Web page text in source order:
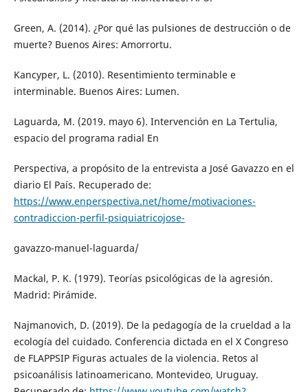
Green, A. (2014). ¿Por qué las pulsiones de destrucción o de
muerte? Buenos Aires: Amorrortu.
Kancyper, L. (2010). Resentimiento terminable e
interminable. Buenos Aires: Lumen.
Laguarda, M. (2019. mayo 6). Intervención en La Tertulia,
espacio del programa radial En
Perspectiva, a propósito de la entrevista a José Gavazzo en el
diario El País. Recuperado de:
https://www.enperspectiva.net/home/motivaciones-
contradiccion-perfil-psiquiatricojose-
gavazzo-manuel-laguarda/
Mackal, P. K. (1979). Teorías psicológicas de la agresión.
Madrid: Pirámide.
Najmanovich, D. (2019). De la pedagogía de la crueldad a la
ecología del cuidado. Conferencia dictada en el X Congreso
de FLAPPSIP Figuras actuales de la violencia. Retos al
psicoanálisis latinoamericano. Montevideo, Uruguay.